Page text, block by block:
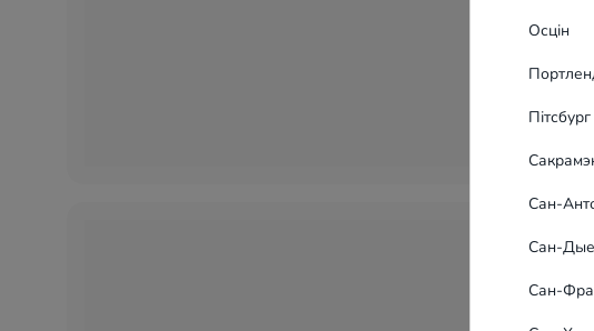
Осцін
Пітсбург
Сан-
Сан-
Сан-